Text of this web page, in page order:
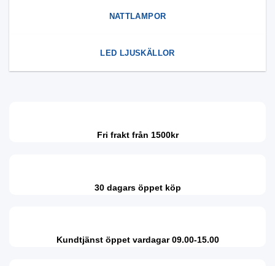
NATTLAMPOR
LED LJUSKÄLLOR
Fri frakt från 1500kr
30 dagars öppet köp
Kundtjänst öppet vardagar 09.00-15.00